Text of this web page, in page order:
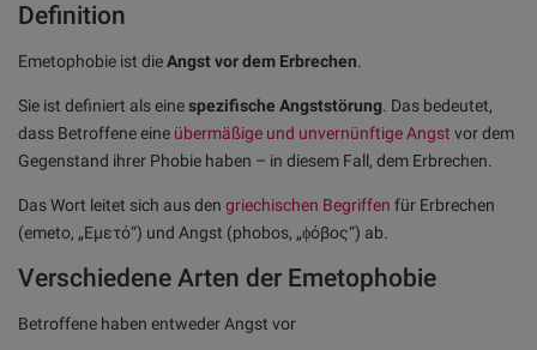
Definition
Emetophobie ist dieAngst vor dem Erbrechen.
Sie ist definiert als einespezifische Angststörung. Das bedeutet,
dass Betroffene eine übermäßige und unvernünftige Angst vor dem
Gegenstand ihrer Phobie haben – in diesem Fall, dem Erbrechen.
Das Wort leitet sich aus den griechischen Begriffen für Erbrechen
(emeto, „Εμετό“) und Angst (phobos, „ϕόβος“) ab.
Verschiedene Arten der Emetophobie
Betroffene haben entweder Angst vor